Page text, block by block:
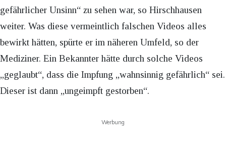
gefährlicher Unsinn“ zu sehen war, so Hirschhausen
weiter. Was diese vermeintlich falschen Videos alles
bewirkt hätten, spürte er im näheren Umfeld, so der
Mediziner. Ein Bekannter hätte durch solche Videos
„geglaubt“, dass die Impfung „wahnsinnig gefährlich“ sei.
Dieser ist dann „ungeimpft gestorben“.
Werbung